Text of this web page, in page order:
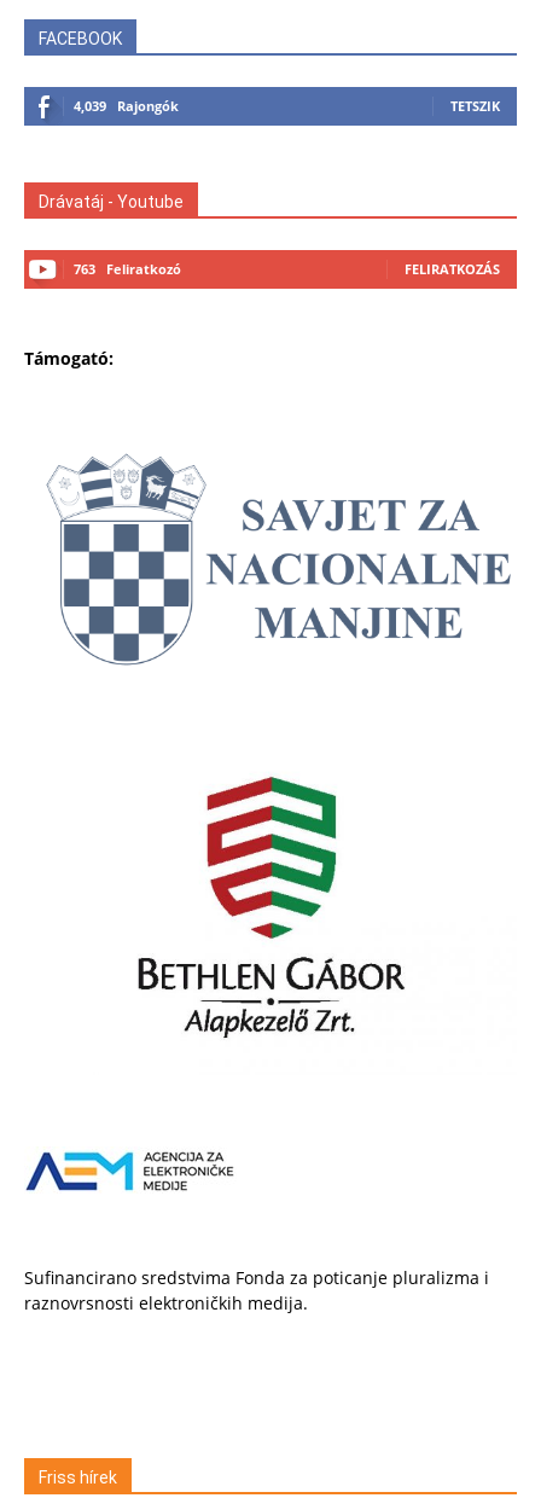
FACEBOOK
4,039 Rajongók TETSZIK
Drávatáj - Youtube
763 Feliratkozó FELIRATKOZÁS
Támogató:
Sufinancirano sredstvima Fonda za poticanje pluralizma i
raznovrsnosti elektroničkih medija.
Friss hírek